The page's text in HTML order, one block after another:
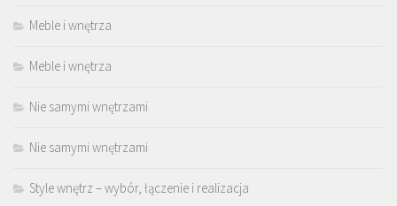
Meble i wnętrza
Meble i wnętrza
Nie samymi wnętrzami
Nie samymi wnętrzami
Style wnętrz – wybór, łączenie i realizacja